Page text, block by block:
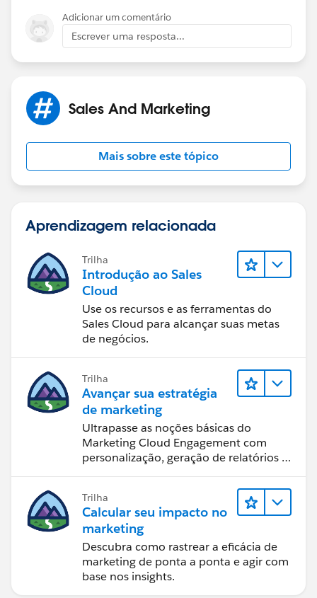
Adicionar um comentário
Escrever uma resposta...
Sales And Marketing
Mais sobre este tópico
Aprendizagem relacionada
Trilha
Introdução ao Sales
Cloud
Use os recursos e as ferramentas do
Sales Cloud para alcançar suas metas
de negócios.
Trilha
Avançar sua estratégia
de marketing
Ultrapasse as noções básicas do
Marketing Cloud Engagement com
personalização, geração de relatórios e
Trilha
Calcular seu impacto no
marketing
Descubra como rastrear a eficácia de
marketing de ponta a ponta e agir com
base nos insights.